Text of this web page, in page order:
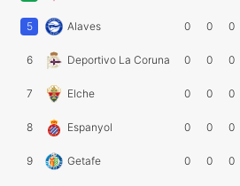
5 Alaves 0 0 0
6 Deportivo La Coruna 0 0 0
7 Elche 0 0 0
8 Espanyol 0 0 0
9 Getafe 0 0 0